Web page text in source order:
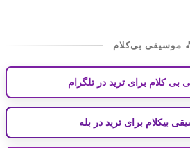
موسیقی بی‌کلام
بی کلام برای ترید در تلگرام
بیکلام برای ترید در بله